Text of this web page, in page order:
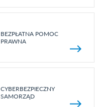
BEZPŁATNA POMOC
PRAWNA
CYBERBEZPIECZNY
SAMORZĄD